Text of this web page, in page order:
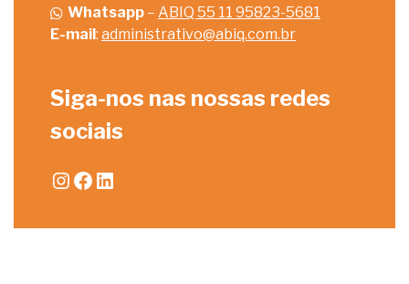
Whatsapp – ABIQ 55 11 95823-5681
E-mail: administrativo@abiq.com.br
Siga-nos nas nossas redes
sociais
Instagram
Facebook
LinkedIn